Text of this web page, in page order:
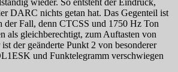
DARC nichts getan hat. Das Gegenteil ist
der Fall, denn CTCSS und 1750 Hz Ton
als gleichberechtigt, zum Auftasten von
der geänderte Punkt 2 von besonderer
und Funktelegramm verschwiegen